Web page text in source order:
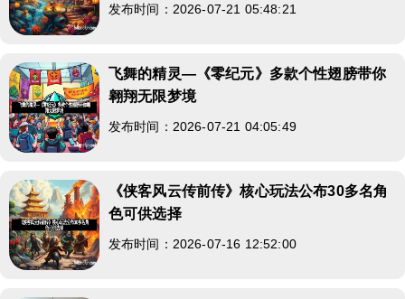
发布时间：2026-07-21 05:48:21
飞舞的精灵—《零纪元》多款个性翅膀带你
翱翔无限梦境
发布时间：2026-07-21 04:05:49
《侠客风云传前传》核心玩法公布30多名角
色可供选择
发布时间：2026-07-16 12:52:00